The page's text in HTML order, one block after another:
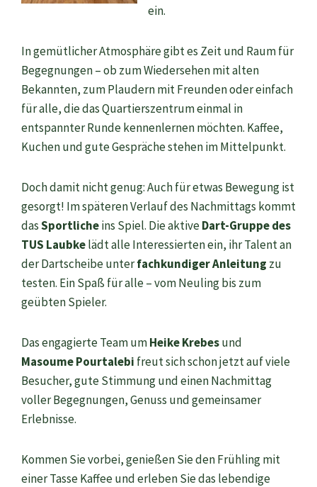
ein.
In gemütlicher Atmosphäre gibt es Zeit und Raum für
Begegnungen – ob zum Wiedersehen mit alten
Bekannten, zum Plaudern mit Freunden oder einfach
für alle, die das Quartierszentrum einmal in
entspannter Runde kennenlernen möchten. Kaffee,
Kuchen und gute Gespräche stehen im Mittelpunkt.
Doch damit nicht genug: Auch für etwas Bewegung ist
gesorgt! Im späteren Verlauf des Nachmittags kommt
dasSportlicheins Spiel. Die aktiveDart-Gruppe des
TUS Laubkelädt alle Interessierten ein, ihr Talent an
der Dartscheibe unterfachkundiger Anleitung zu
testen. Ein Spaß für alle – vom Neuling bis zum
geübten Spieler.
Das engagierte Team umHeike Krebesund
Masoume Pourtalebi freut sich schon jetzt auf viele
Besucher, gute Stimmung und einen Nachmittag
voller Begegnungen, Genuss und gemeinsamer
Erlebnisse.
Kommen Sie vorbei, genießen Sie den Frühling mit
einer Tasse Kaffee und erleben Sie das lebendige